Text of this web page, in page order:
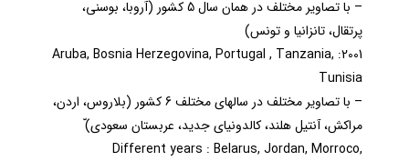
– با تصاویر مختلف در همان سال 5 کشور (آروبا، بوسنی،
پرتقال، تانزانیا و تونس)
2001: Aruba, Bosnia Herzegovina, Portugal , Tanzania,
Tunisia
– با تصاویر مختلف در سالهای مختلف 6 کشور (بلاروس، اردن،
مراکش، آنتيل هلند، کالدونياي جدید، عربستان سعودي)ّ
Different years : Belarus, Jordan, Morroco,